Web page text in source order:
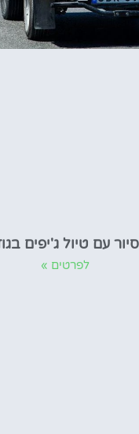
סיור עם טיול ג'יפים
לפרטים »